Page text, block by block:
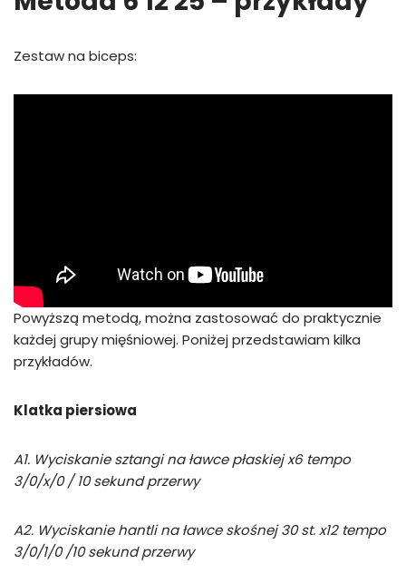
Zestaw na biceps:
Powyższą metodą, można zastosować do praktycznie
każdej grupy mięśniowej. Poniżej przedstawiam kilka
przykładów.
Klatka piersiowa
A1. Wyciskanie sztangi na ławce płaskiej x6 tempo
3/0/x/0 / 10 sekund przerwy
A2. Wyciskanie hantli na ławce skośnej 30 st. x12 tempo
3/0/1/0 /10 sekund przerwy